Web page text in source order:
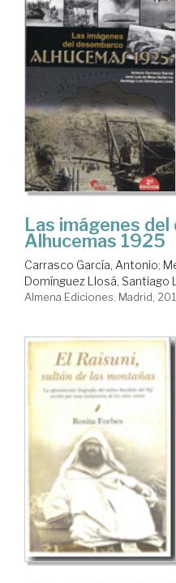
Las imágenes
Alhucemas 1925
Carrasco García, Antonio;
Domínguez Llosá, Santiago
Almena Ediciones. Madrid,